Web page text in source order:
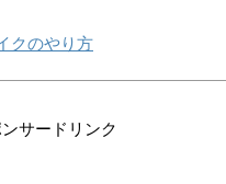
クのやり方
サードリンク